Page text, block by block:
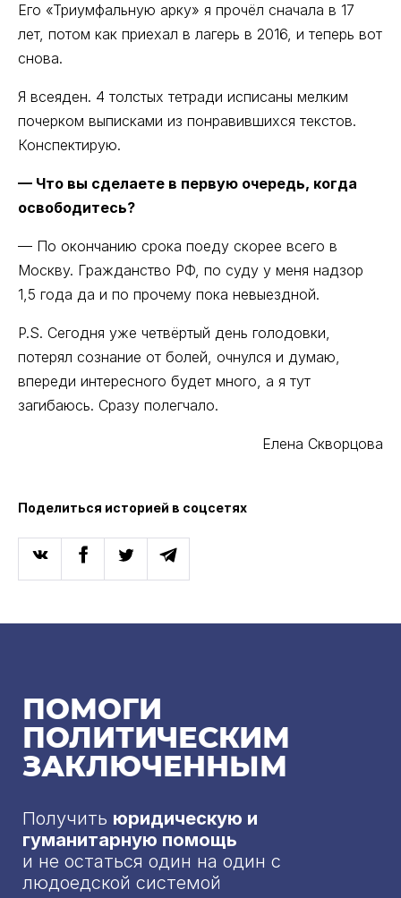
Его «Триумфальную арку» я прочёл сначала в 17
лет, потом как приехал в лагерь в 2016, и теперь вот
снова.
Я всеяден. 4 толстых тетради исписаны мелким
почерком выписками из понравившихся текстов.
Конспектирую.
— Что вы сделаете в первую очередь, когда
освободитесь?
— По окончанию срока поеду скорее всего в
Москву. Гражданство РФ, по суду у меня надзор
1,5 года да и по прочему пока невыездной.
P.S. Сегодня уже четвёртый день голодовки,
потерял сознание от болей, очнулся и думаю,
впереди интересного будет много, а я тут
загибаюсь. Сразу полегчало.
Елена Скворцова
Поделиться историей в соцсетях
ПОМОГИ
ПОЛИТИЧЕСКИМ
ЗАКЛЮЧЕННЫМ
Получить юридическую и
гуманитарную помощь
и не остаться один на один с
людоедской системой